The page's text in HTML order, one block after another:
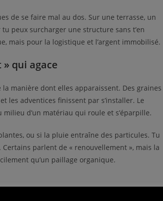
de se faire mal au dos. Sur une terrasse, un
peux surcharger une structure sans t’en
mais pour la logistique et l’argent immobilisé.
qui agace
manière dont elles apparaissent. Des graines
les adventices finissent par s’installer. Le
d’un matériau qui roule et s’éparpille.
ou si la pluie entraîne des particules. Tu
parlent de « renouvellement », mais la
qu’un paillage organique.